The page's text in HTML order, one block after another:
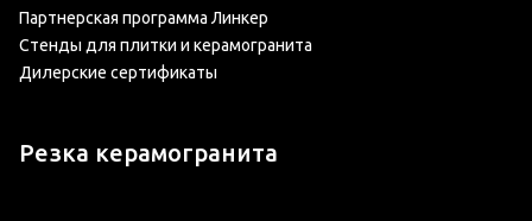
Партнерская программа Линкер
Стенды для плитки и керамогранита
Дилерские сертификаты
Резка керамогранита